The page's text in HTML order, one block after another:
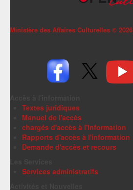
Ministère des Affaires Culturelles © 2026
Textes juridiques
Manuel de l'accès
chargés d'accès à l'information
Rapports d'accès à l'information
Demande d'accès et recours
Services administratifs